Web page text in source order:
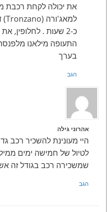
את יכולה לקחת רכבת
כ-2 שעות . לחלופין,
בערך
הגב
אהרוני גילה
לטיול של חמישה ימים
שמשכירה רכב בגודל זה
הגב